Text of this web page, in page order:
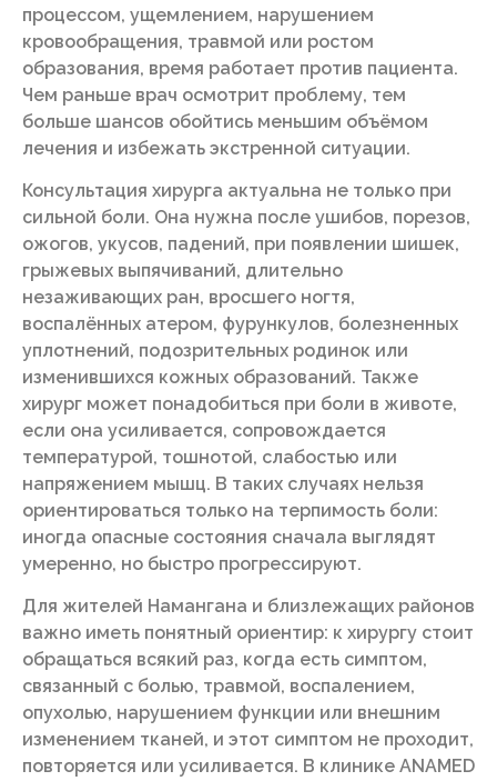
процессом, ущемлением, нарушением
кровообращения, травмой или ростом
образования, время работает против пациента.
Чем раньше врач осмотрит проблему, тем
больше шансов обойтись меньшим объёмом
лечения и избежать экстренной ситуации.
Консультация хирурга актуальна не только при
сильной боли. Она нужна после ушибов, порезов,
ожогов, укусов, падений, при появлении шишек,
грыжевых выпячиваний, длительно
незаживающих ран, вросшего ногтя,
воспалённых атером, фурункулов, болезненных
уплотнений, подозрительных родинок или
изменившихся кожных образований. Также
хирург может понадобиться при боли в животе,
если она усиливается, сопровождается
температурой, тошнотой, слабостью или
напряжением мышц. В таких случаях нельзя
ориентироваться только на терпимость боли:
иногда опасные состояния сначала выглядят
умеренно, но быстро прогрессируют.
Для жителей Намангана и близлежащих районов
важно иметь понятный ориентир: к хирургу стоит
обращаться всякий раз, когда есть симптом,
связанный с болью, травмой, воспалением,
опухолью, нарушением функции или внешним
изменением тканей, и этот симптом не проходит,
повторяется или усиливается. В клинике ANAMED